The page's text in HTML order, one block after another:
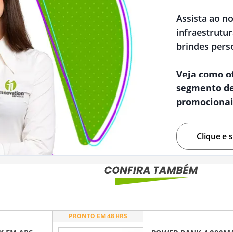
Assista ao
brindes
Veja como
segmento
Clique e
PRONTO EM 48 HRS